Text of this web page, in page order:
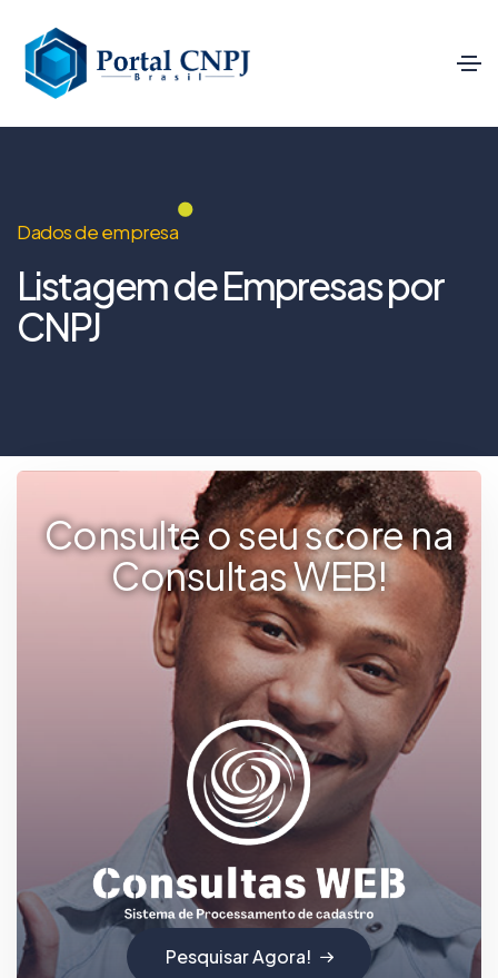
Dados de empresa
Listagem de Empresas por
CNPJ
Consulte o seu score na
Consultas WEB!
Pesquisar Agora!